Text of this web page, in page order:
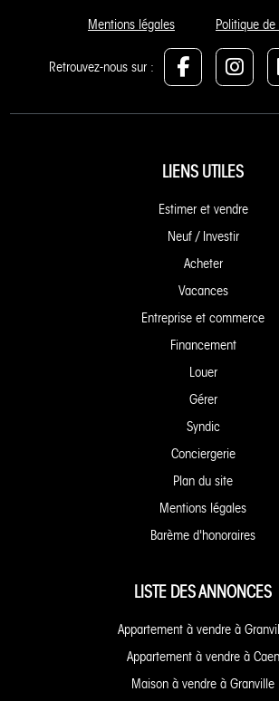
Mentions légales Politique
Retrouvez-nous sur :
LIENS UTILES
Estimer et vendre
Neuf / Investir
Acheter
Vacances
Entreprise et commerce
Financement
Louer
Gérer
Syndic
Conciergerie
Plan du site
Mentions légales
Barème d'honoraires
LISTE DES ANNONCES
Appartement à vendre à
Appartement à vendre à Caen
Maison à vendre à Granville